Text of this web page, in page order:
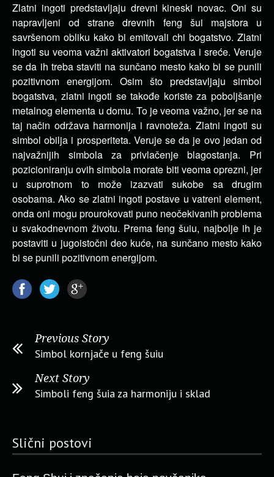
Zlatni ingoti predstavljaju drevni kineski novac. Oni su
napravljeni od strane drevnih feng šui majstora u
savršenom obliku kako bi emitovali chi bogatstvo. Zlatni
ingoti su veoma važni aktivatori bogatstva i sreće. Veruje
se da ih treba staviti na sunčano mesto kako bi se punili
pozitivnom energijom. Osim što predstavljaju simbol
bogatstva, zlatni ingoti se takođe koriste za poboljšanje
metalnog elementa u domu. To je veoma važno, jer se na
taj način održava harmonija i ravnoteža. Zlatni ingoti su
simbol obilja i prosperiteta. Veruje se da je ovo jedan od
najvažnijih simbola za privlačenje blagostanja. Pri
pozicioniranju ovih simbola morate biti veoma oprezni, jer
u suprotnom to može izazvati sukobe sa drugim
osobama. Ako se zlatni ingoti postave u vatreni element,
onda oni mogu prourokovati puno neočekivanih problema
u svakodnevnom životu. Prema feng šuiu, najbolje ih je
postaviti u jugoistočni deo kuće, na sunčano mesto kako
bi se punili pozitivnom energijom.
Previous Story
Simbol kornjače u feng šuiu
Next Story
Simboli feng šuia za harmoniju i sklad
Slični postovi